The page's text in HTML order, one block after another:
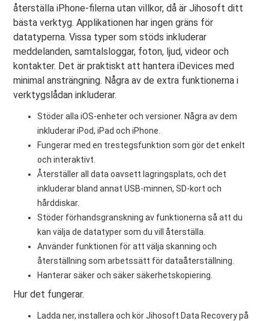
återställa iPhone-filerna utan villkor, då är Jihosoft ditt
bästa verktyg. Applikationen har ingen gräns för
datatyperna. Vissa typer som stöds inkluderar
meddelanden, samtalsloggar, foton, ljud, videor och
kontakter. Det är praktiskt att hantera iDevices med
minimal ansträngning. Några av de extra funktionerna i
verktygslådan inkluderar.
Stöder alla iOS-enheter och versioner. Några av dem
inkluderar iPod, iPad och iPhone.
Fungerar med en trestegsfunktion som gör det enkelt
och interaktivt.
Återställer all data oavsett lagringsplats, och det
inkluderar bland annat USB-minnen, SD-kort och
hårddiskar.
Stöder förhandsgranskning av funktionerna så att du
kan välja de datatyper som du vill återställa.
Använder funktionen för att välja skanning och
återställning som arbetssätt för dataåterställning.
Hanterar säker och säker säkerhetskopiering.
Hur det fungerar.
Ladda ner, installera och kör Jihosoft Data Recovery på